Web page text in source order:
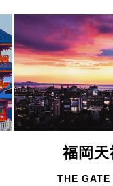
福岡
THE